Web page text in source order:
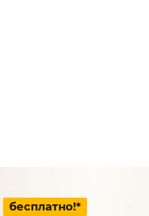
бесплатно!*